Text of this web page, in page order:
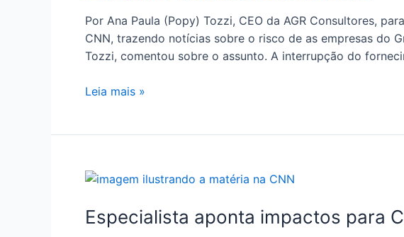
Por Ana Paula (Popy) Tozzi, CEO da AGR Consultores,
CNN, trazendo notícias sobre o risco de as empresas do
Tozzi, comentou sobre o assunto. A interrupção do
Leia mais »
Especialista aponta impactos para